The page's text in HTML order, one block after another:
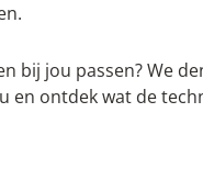
bij jou passen? We
en ontdek wat de